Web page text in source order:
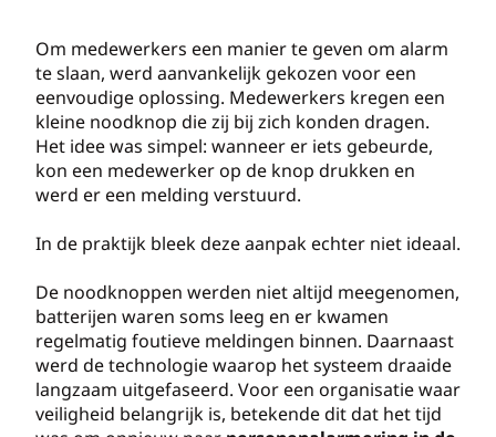
Om medewerkers een manier te geven om alarm
te slaan, werd aanvankelijk gekozen voor een
eenvoudige oplossing. Medewerkers kregen een
kleine noodknop die zij bij zich konden dragen.
Het idee was simpel: wanneer er iets gebeurde,
kon een medewerker op de knop drukken en
werd er een melding verstuurd.
In de praktijk bleek deze aanpak echter niet ideaal.
De noodknoppen werden niet altijd meegenomen,
batterijen waren soms leeg en er kwamen
regelmatig foutieve meldingen binnen. Daarnaast
werd de technologie waarop het systeem draaide
langzaam uitgefaseerd. Voor een organisatie waar
veiligheid belangrijk is, betekende dit dat het tijd